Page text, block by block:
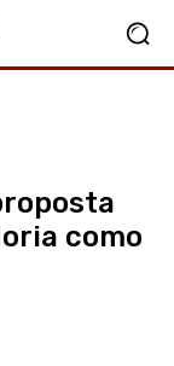
como